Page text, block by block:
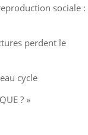
sociale :
perdent le
cycle
? »